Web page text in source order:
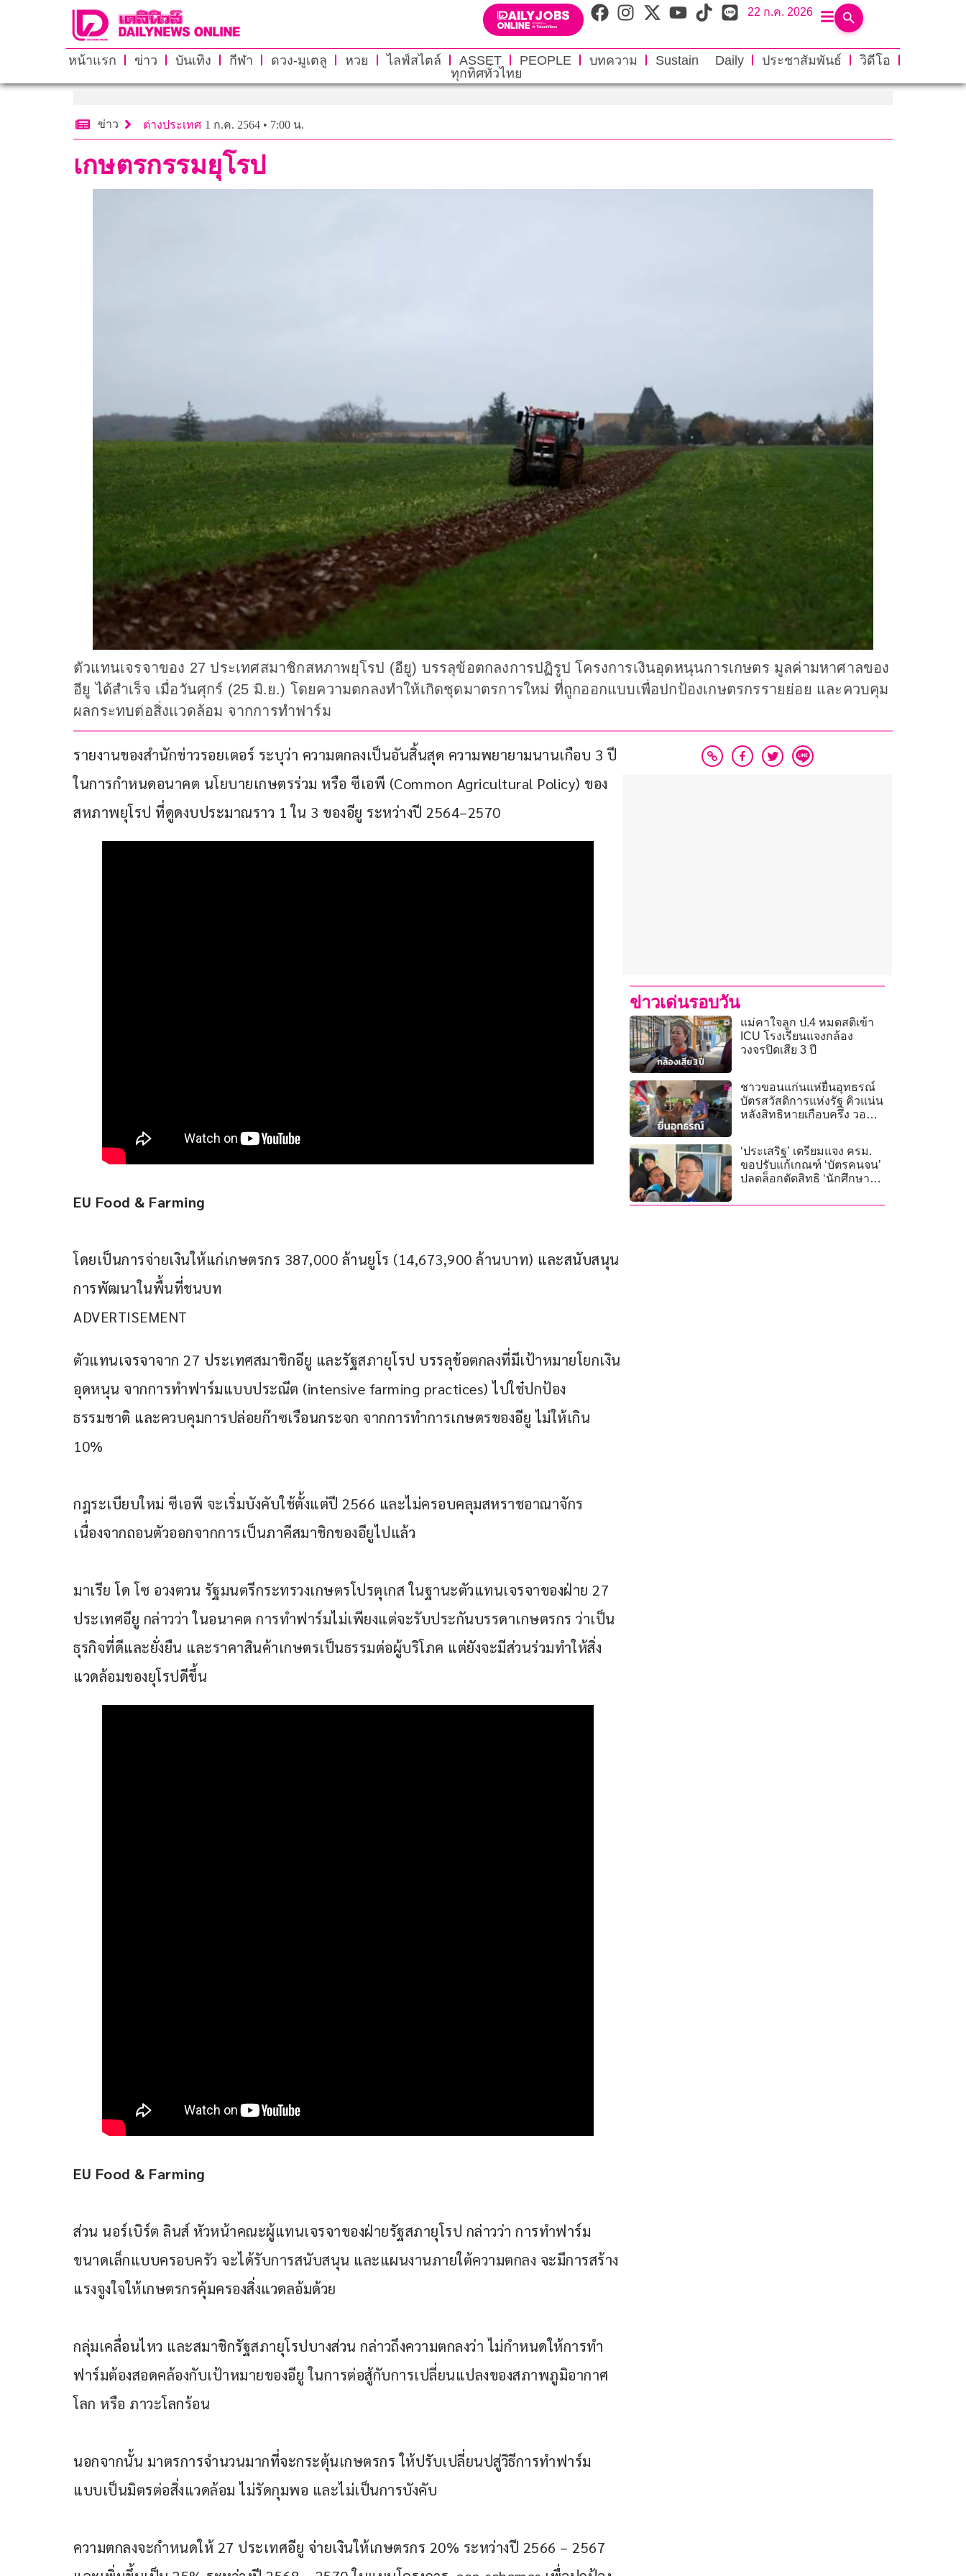
22 ก.ค. 2026
หน้าแรก ข่าว บันเทิง กีฬา ดวง-มูเตลู หวย ไลฟ์สไตล์ ASSET PEOPLE บทความ Sustain Daily ประชาสัมพันธ์
วิดีโอ
ทุกทิศทั่วไทย
ข่าว ต่างประเทศ 1 ก.ค. 2564 • 7:00 น.
เกษตรกรรมยุโรป
ตัวแทนเจรจาของ 27 ประเทศสมาชิกสหภาพยุโรป (อียู) บรรลุข้อตกลงการปฏิรูป โครงการเงินอุดหนุนการเกษตร มูลค่ามหาศาลของ
อียู ได้สำเร็จ เมื่อวันศุกร์ (25 มิ.ย.) โดยความตกลงทำให้เกิดชุดมาตรการใหม่ ที่ถูกออกแบบเพื่อปกป้องเกษตรกรรายย่อย และควบคุม
ผลกระทบต่อสิ่งแวดล้อม จากการทำฟาร์ม
รายงานของสำนักข่าวรอยเตอร์ ระบุว่า ความตกลงเป็นอันสิ้นสุด ความพยายามนานเกือบ 3 ปี
ในการกำหนดอนาคต นโยบายเกษตรร่วม หรือ ซีเอพี (Common Agricultural Policy) ของ
สหภาพยุโรป ที่ดูดงบประมาณราว 1 ใน 3 ของอียู ระหว่างปี 2564–2570
EU Food & Farming
โดยเป็นการจ่ายเงินให้แก่เกษตรกร 387,000 ล้านยูโร (14,673,900 ล้านบาท) และสนับสนุน
การพัฒนาในพื้นที่ชนบท
ADVERTISEMENT
ตัวแทนเจรจาจาก 27 ประเทศสมาชิกอียู และรัฐสภายุโรป บรรลุข้อตกลงที่มีเป้าหมายโยกเงิน
อุดหนุน จากการทำฟาร์มแบบประณีต (intensive farming practices) ไปใช๋ปกป้อง
ธรรมชาติ และควบคุมการปล่อยก๊าซเรือนกระจก จากการทำการเกษตรของอียู ไม่ให้เกิน
10%
กฎระเบียบใหม่ ซีเอพี จะเริ่มบังคับใช้ตั้งแต่ปี 2566 และไม่ครอบคลุมสหราชอาณาจักร
เนื่องจากถอนตัวออกจากการเป็นภาคีสมาชิกของอียูไปแล้ว
มาเรีย โด โซ อวงตวน รัฐมนตรีกระทรวงเกษตรโปรตุเกส ในฐานะตัวแทนเจรจาของฝ่าย 27
ประเทศอียู กล่าวว่า ในอนาคต การทำฟาร์มไม่เพียงแต่จะรับประกันบรรดาเกษตรกร ว่าเป็น
ธุรกิจที่ดีและยั่งยืน และราคาสินค้าเกษตรเป็นธรรมต่อผู้บริโภค แต่ยังจะมีส่วนร่วมทำให้สิ่ง
แวดล้อมของยุโรปดีขึ้น
EU Food & Farming
ส่วน นอร์เบิร์ต ลินส์ หัวหน้าคณะผู้แทนเจรจาของฝ่ายรัฐสภายุโรป กล่าวว่า การทำฟาร์ม
ขนาดเล็กแบบครอบครัว จะได้รับการสนับสนุน และแผนงานภายใต้ความตกลง จะมีการสร้าง
แรงจูงใจให้เกษตรกรคุ้มครองสิ่งแวดลอ้มด้วย
กลุ่มเคลื่อนไหว และสมาชิกรัฐสภายุโรปบางส่วน กล่าวถึงความตกลงว่า ไม่กำหนดให้การทำ
ฟาร์มต้องสอดคล้องกับเป้าหมายของอียู ในการต่อสู้กับการเปลี่ยนแปลงของสภาพภูมิอากาศ
โลก หรือ ภาวะโลกร้อน
นอกจากนั้น มาตรการจำนวนมากที่จะกระตุ้นเกษตรกร ให้ปรับเปลี่ยนปสู่วิธีการทำฟาร์ม
แบบเป็นมิตรต่อสิ่งแวดล้อม ไม่รัดกุมพอ และไม่เป็นการบังคับ
ความตกลงจะกำหนดให้ 27 ประเทศอียู จ่ายเงินให้เกษตรกร 20% ระหว่างปี 2566 – 2567
ข่าวเด่นรอบวัน
แม่คาใจลูก ป.4 หมดสติเข้า
ICU โรงเรียนแจงกล้อง
วงจรปิดเสีย 3 ปี
ชาวขอนแก่นแห่ยื่นอุทธรณ์
บัตรสวัสดิการแห่งรัฐ คิวแน่น
หลังสิทธิหายเกือบครึ่ง วอน
‘ประเสริฐ’ เตรียมแจง ครม.
ขอปรับแก้เกณฑ์ ‘บัตรคนจน’
ปลดล็อกตัดสิทธิ ‘นักศึกษา